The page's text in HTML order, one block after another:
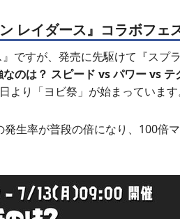
レイダース』コラボフェ
ですが、発売に先駆けて『スプ
なのは？ スピード vs パワー vs テ
り「ヨビ祭」が始まっています
生率が普段の倍になり、100倍